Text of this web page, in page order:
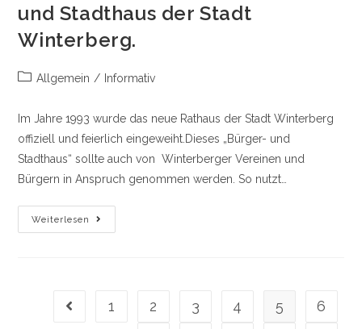
und Stadthaus der Stadt
Winterberg.
Beitrags-
Allgemein / Informativ
Im Jahre 1993 wurde das neue Rathaus der Stadt Winterberg
offiziell und feierlich eingeweiht.Dieses „Bürger- und
Stadthaus“ sollte auch von Winterberger Vereinen und
Bürgern in Anspruch genommen werden. So nutzt…
Weiterlesen
Archiv
Des
Stadthaus
Gehe zur vorherigen Seite
1 2 3 4 5 6